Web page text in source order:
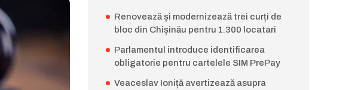
Renovează și modernizează trei curți de
bloc din Chișinău pentru 1.300 locatari
Parlamentul introduce identificarea
obligatorie pentru cartelele SIM PrePay
Veaceslav Ioniță avertizează asupra